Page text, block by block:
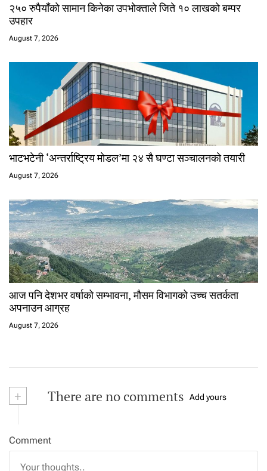
२५० रुपैयाँको सामान किनेका उपभोक्ताले जिते १० लाखको बम्पर
उपहार
August 7, 2026
भाटभटेनी ‘अन्तर्राष्ट्रिय मोडल’मा २४ सै घण्टा सञ्चालनको तयारी
August 7, 2026
आज पनि देशभर वर्षाको सम्भावना, मौसम विभागको उच्च सतर्कता
अपनाउन आग्रह
August 7, 2026
+ There are no comments Add yours
Comment